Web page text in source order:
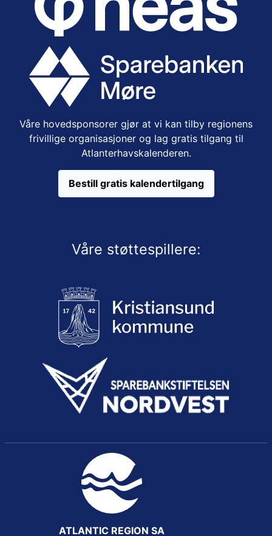
Våre hovedsponsorer gjør at vi kan tilby regionens
frivillige organisasjoner og lag gratis tilgang til
Atlanterhavskalenderen.
Bestill gratis kalendertilgang
Våre støttespillere:
ATLANTIC REGION SA